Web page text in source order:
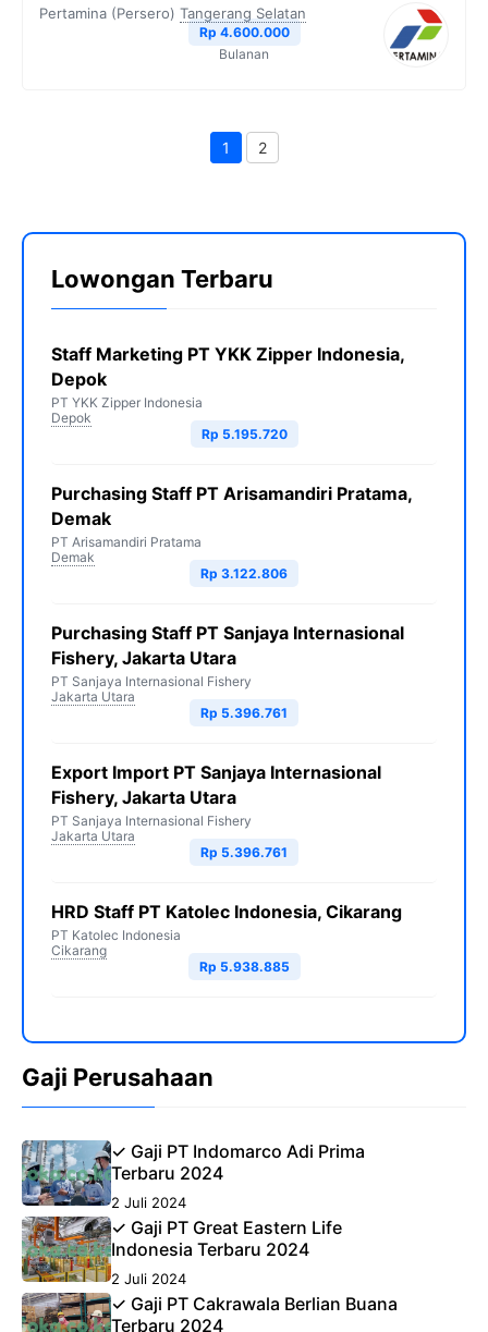
Pertamina (Persero) Tangerang Selatan
Rp 4.600.000
Bulanan
Halaman
1 2
Lowongan Terbaru
Staff Marketing PT YKK Zipper Indonesia,
Depok
PT YKK Zipper Indonesia
Depok
Rp 5.195.720
Purchasing Staff PT Arisamandiri Pratama,
Demak
PT Arisamandiri Pratama
Demak
Rp 3.122.806
Purchasing Staff PT Sanjaya Internasional
Fishery, Jakarta Utara
PT Sanjaya Internasional Fishery
Jakarta Utara
Rp 5.396.761
Export Import PT Sanjaya Internasional
Fishery, Jakarta Utara
PT Sanjaya Internasional Fishery
Jakarta Utara
Rp 5.396.761
HRD Staff PT Katolec Indonesia, Cikarang
PT Katolec Indonesia
Cikarang
Rp 5.938.885
Gaji Perusahaan
✓ Gaji PT Indomarco Adi Prima
Terbaru 2024
2 Juli 2024
✓ Gaji PT Great Eastern Life
Indonesia Terbaru 2024
2 Juli 2024
✓ Gaji PT Cakrawala Berlian Buana
Terbaru 2024